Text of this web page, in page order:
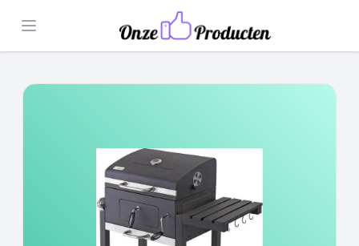
Open menu